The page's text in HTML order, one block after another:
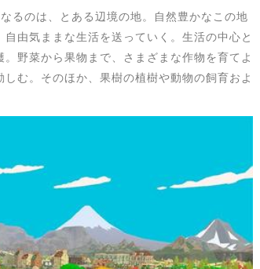
るのは、とある辺境の地。自然豊かなこの地
由気ままな生活を送っていく。生活の中心と
野菜から果物まで、さまざまな作物を育てよ
む。そのほか、果樹の植樹や動物の飼育およ